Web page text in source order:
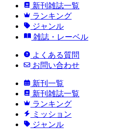
新刊雑誌一覧
ランキング
ジャンル
雑誌・レーベル
よくある質問
お問い合わせ
新刊一覧
新刊雑誌一覧
ランキング
ミッション
ジャンル